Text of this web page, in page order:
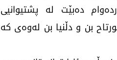
دەبێت لە پشتیوانیی
بن و دڵنیا بن لەوەی كە